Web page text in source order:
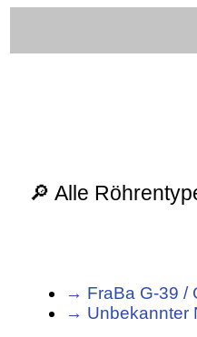
🔎 Alle
→ FraBa G-39 /
→ Unbekannter